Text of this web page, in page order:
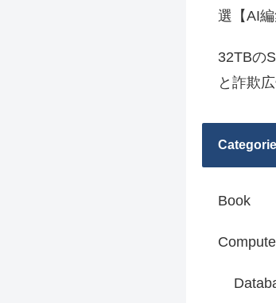
選【AI
32TBの
と詐欺
Book